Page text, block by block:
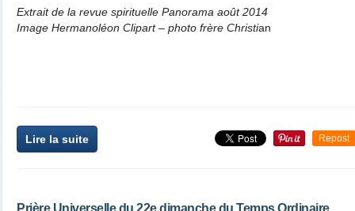
Extrait de la revue spirituelle Panorama août 2014
Image Hermanoléon Clipart – photo frère Christian
Lire la suite Repost
Prière Universelle du 22e dimanche du Temps Ordinaire